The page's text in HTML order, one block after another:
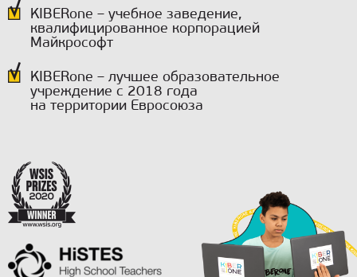
KIBERone – учебное заведение,
квалифицированное корпорацией
Майкрософт
KIBERone – лучшее образовательное
учреждение с 2018 года
на территории Евросоюза